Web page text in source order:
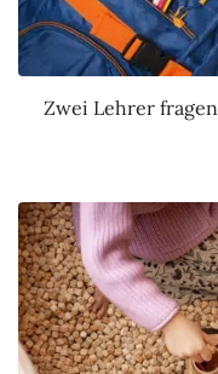
Zwei Lehrer